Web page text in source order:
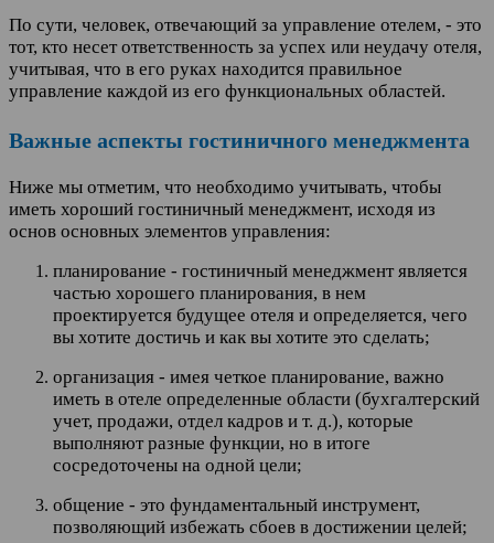
По сути, человек, отвечающий за управление отелем, - это
тот, кто несет ответственность за успех или неудачу отеля,
учитывая, что в его руках находится правильное
управление каждой из его функциональных областей.
Важные аспекты гостиничного менеджмента
Ниже мы отметим, что необходимо учитывать, чтобы
иметь хороший гостиничный менеджмент, исходя из
основ основных элементов управления:
планирование - гостиничный менеджмент является
частью хорошего планирования, в нем
проектируется будущее отеля и определяется, чего
вы хотите достичь и как вы хотите это сделать;
организация - имея четкое планирование, важно
иметь в отеле определенные области (бухгалтерский
учет, продажи, отдел кадров и т. д.), которые
выполняют разные функции, но в итоге
сосредоточены на одной цели;
общение - это фундаментальный инструмент,
позволяющий избежать сбоев в достижении целей;